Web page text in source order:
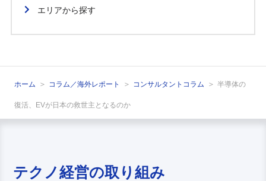
エリアから探す
ホーム コラム／海外レポート コンサルタントコラム 半導体の
復活、EVが日本の救世主となるのか
テクノ経営の取り組み